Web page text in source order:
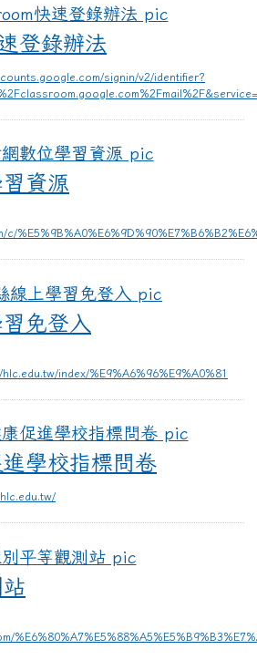
classroom
登錄辦法
signin/v2/identifier?
因材網數位
資源
免登入
index/%E9%A6%96%E9%A0%81
花蓮縣
學校指標問卷
性別平等觀測站